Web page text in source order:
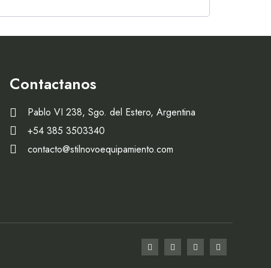
Contactanos
Pablo VI 238, Sgo. del Estero, Argentina
+54 385 3503340
contacto@stilnovoequipamiento.com